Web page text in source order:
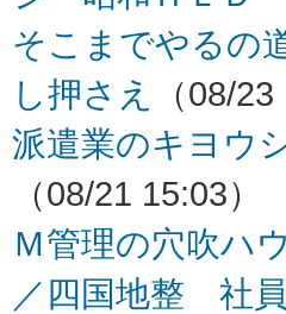
そこまでやるの
し押さえ
（08/
派遣業のキヨウ
（08/21 15:03）
Ｍ管理の穴吹ハ
／四国地整 社